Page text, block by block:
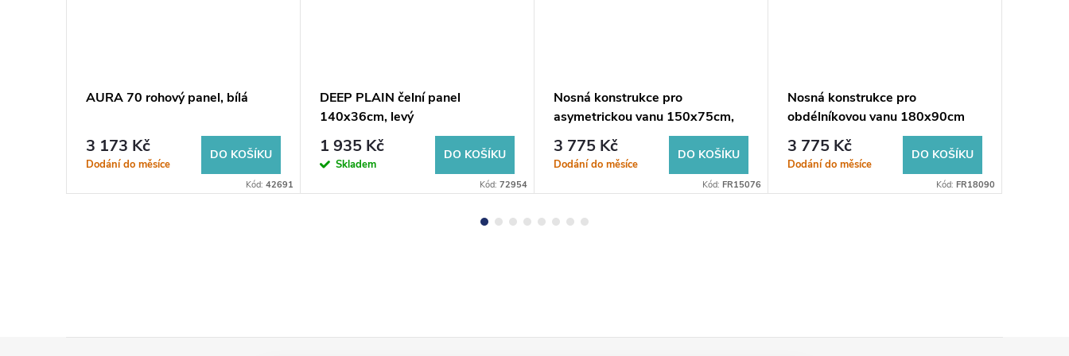
AURA 70 rohový panel, bílá
3 173 Kč
Dodání do měsíce
DO KOŠÍKU
Kód: 42691
DEEP PLAIN čelní panel
140x36cm, levý
1 935 Kč
Skladem
DO KOŠÍKU
Kód: 72954
Nosná konstrukce pro
asymetrickou vanu 150x75cm,
L/R
3 775 Kč
Dodání do měsíce
DO KOŠÍKU
Kód: FR15076
Nosná konstrukce pro
obdélníkovou vanu 180x90cm
3 775 Kč
Dodání do měsíce
DO KOŠÍKU
Kód: FR18090